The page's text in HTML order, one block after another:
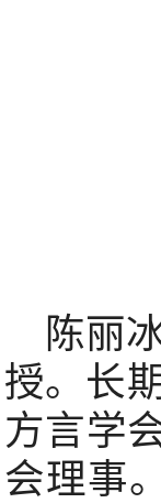
陈丽
授。长
方言学
会理事